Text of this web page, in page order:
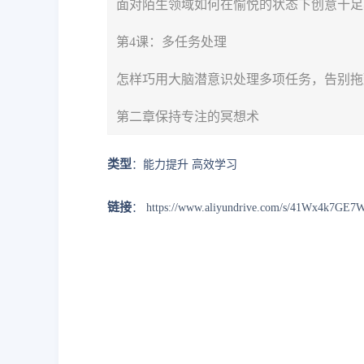
面对陌生领域如何在愉悦的状态下创意十足
第4课：多任务处理
怎样巧用大脑潜意识处理多项任务，告别拖
第二章保持专注的冥想术
类型 ：能力提升 高效学习
链接： https://www.aliyundrive.com/s/